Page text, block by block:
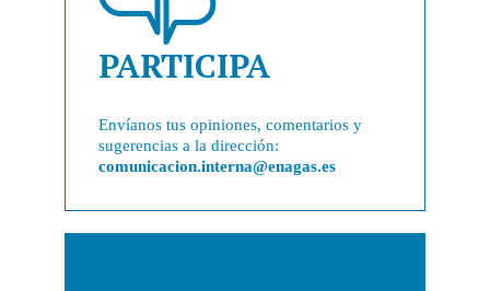
PARTICIPA
Envíanos tus opiniones, comentarios y
sugerencias a la dirección:
comunicacion.interna@enagas.es